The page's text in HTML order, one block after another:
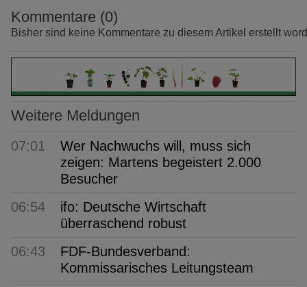
Kommentare (0)
Bisher sind keine Kommentare zu diesem Artikel erstellt
Weitere Meldungen
07:01
Wer Nachwuchs will, muss sich
zeigen: Martens begeistert 2.000
Besucher
06:54
ifo: Deutsche Wirtschaft
überraschend robust
06:43
FDF-Bundesverband:
Kommissarisches Leitungsteam